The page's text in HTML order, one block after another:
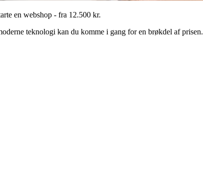
en webshop - fra 12.500 kr.
teknologi kan du komme i gang for en brøkdel af prisen.